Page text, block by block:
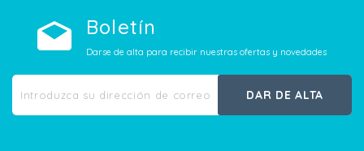
Boletín
Darse de alta para recibir nuestras ofertas y novedades
DAR DE ALTA